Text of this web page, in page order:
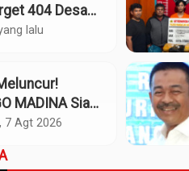
404 Desa
lalu
MADINA Siap
Pendapatan
7 Agt 2026